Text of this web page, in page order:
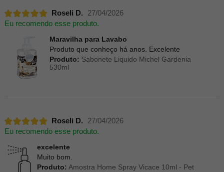
Roseli D.
27/04/2026
Eu recomendo esse produto.
Maravilha para Lavabo
Produto que conheço há anos. Excelente
Produto: Sabonete Liquido Michel Gardenia
530ml
Roseli D.
27/04/2026
Eu recomendo esse produto.
excelente
Muito bom.
Produto: Amostra Home Spray Vicace 10ml - Pet